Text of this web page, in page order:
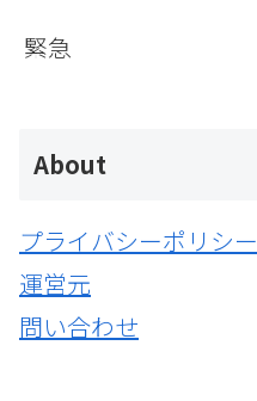
緊急
About
プライバシーポリシー
運営元
問い合わせ